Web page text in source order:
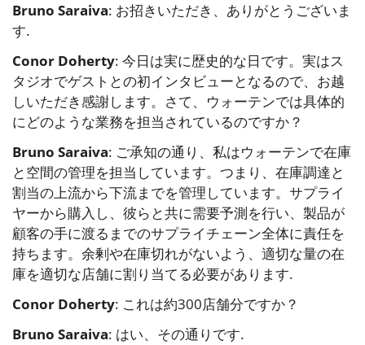
Bruno Saraiva: お招きいただき、ありがとうございま
す.
Conor Doherty: 今日は実に歴史的な日です。実はス
タジオでゲストとの初インタビューとなるので、お越
しいただき感謝します。さて、ウォーテンでは具体的
にどのような業務を担当されているのですか？
Bruno Saraiva: ご承知の通り、私はウォーテンで在庫
と空間の管理を担当しています。つまり、在庫調達と
割当の上流から下流までを管理しています。サプライ
ヤーから購入し、彼らと共に需要予測を行い、製品が
顧客の手に渡るまでのサプライチェーン全体に責任を
持ちます。余剰や在庫切れがないよう、適切な量の在
庫を適切な店舗に割り当てる必要があります.
Conor Doherty: これは約300店舗分ですか？
Bruno Saraiva: はい、その通りです.